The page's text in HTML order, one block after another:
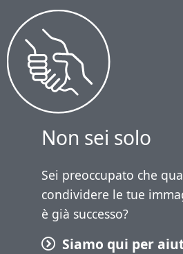
Non sei solo
Sei preoccupato che
condividere le tue
è già successo?
Siamo qui per